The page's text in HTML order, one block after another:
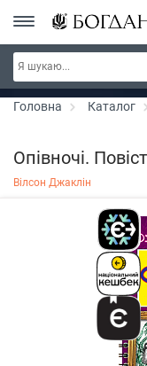
РОЗПРОДАЖ ~ 150 грн ~
300 грн ~
Головна Каталог
Опівночі.
Вілсон Джаклін